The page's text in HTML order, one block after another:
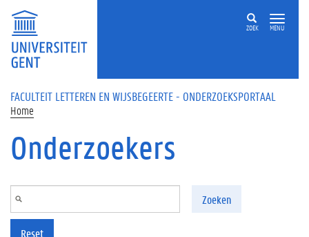
Overslaan en naar de inhoud gaan
ZOEK MENU
FACULTEIT LETTEREN EN WIJSBEGEERTE - ONDERZOEKSPORTAAL
Home
Onderzoekers
Zoeken
Reset